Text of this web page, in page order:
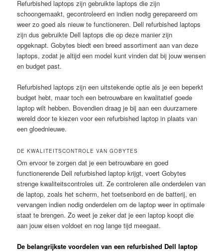
Refurbished laptops zijn gebruikte laptops die zijn
schoongemaakt, gecontroleerd en indien nodig gerepareerd om
weer zo goed als nieuw te functioneren. Dell refurbished laptops
zijn dus gebruikte Dell laptops die op deze manier zijn
opgeknapt. Gobytes biedt een breed assortiment aan van deze
laptops, zodat je altijd een model kunt vinden dat bij jouw wensen
en budget past.
Refurbished laptops zijn een uitstekende optie als je een beperkt
budget hebt, maar toch een betrouwbare en kwalitatief goede
laptop wilt hebben. Bovendien draag je bij aan een duurzamere
wereld door te kiezen voor een refurbished laptop in plaats van
een gloednieuwe.
DE KWALITEITSCONTROLE VAN GOBYTES
Om ervoor te zorgen dat je een betrouwbare en goed
functionerende Dell refurbished laptop krijgt, voert Gobytes
strenge kwaliteitscontroles uit. Ze controleren alle onderdelen van
de laptop, zoals het scherm, het toetsenbord en de batterij, en
vervangen indien nodig onderdelen om de laptop weer in optimale
staat te brengen. Zo weet je zeker dat je een laptop koopt die
aan jouw eisen voldoet en nog lange tijd meegaat.
De belangrijkste voordelen van een refurbished Dell laptop